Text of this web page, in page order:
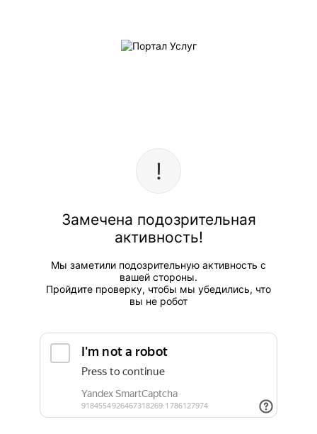
Замечена подозрительная
активность!
Мы заметили подозрительную активность с
вашей стороны.
Пройдите проверку, чтобы мы убедились, что
вы не робот